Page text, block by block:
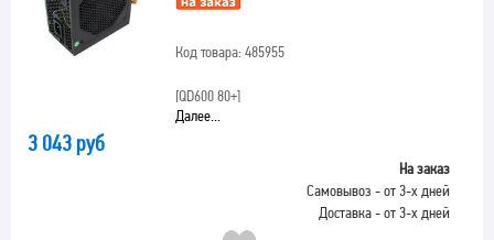
Код товара: 485955
[QD600 80+]
Далее...
3 043 руб
На заказ
Самовывоз - от 3-х дней
Доставка - от 3-х дней